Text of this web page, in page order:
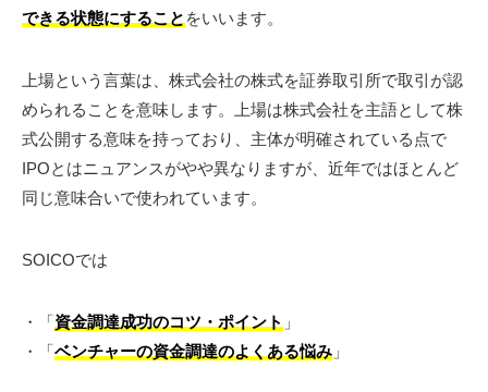
できる状態にすること をいいます。
上場という言葉は、株式会社の株式を証券取引所で取引が認
められることを意味します。上場は株式会社を主語として株
式公開する意味を持っており、主体が明確されている点で
IPOとはニュアンスがやや異なりますが、近年ではほとんど
同じ意味合いで使われています。
SOICOでは
・「資金調達成功のコツ・ポイント 」
・「ベンチャーの資金調達のよくある悩み 」